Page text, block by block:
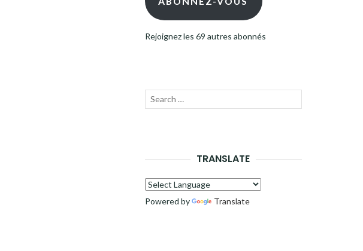
Rejoignez les 69 autres abonnés
Recherche
TRANSLATE
Powered by Translate